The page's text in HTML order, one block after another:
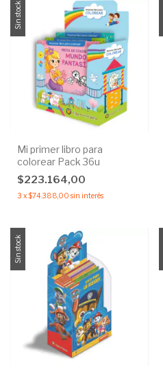
Sin stock
Mi primer libro para
colorear Pack 36u
$223.164,00
3 x$74.388,00 sin interés
Sin stock